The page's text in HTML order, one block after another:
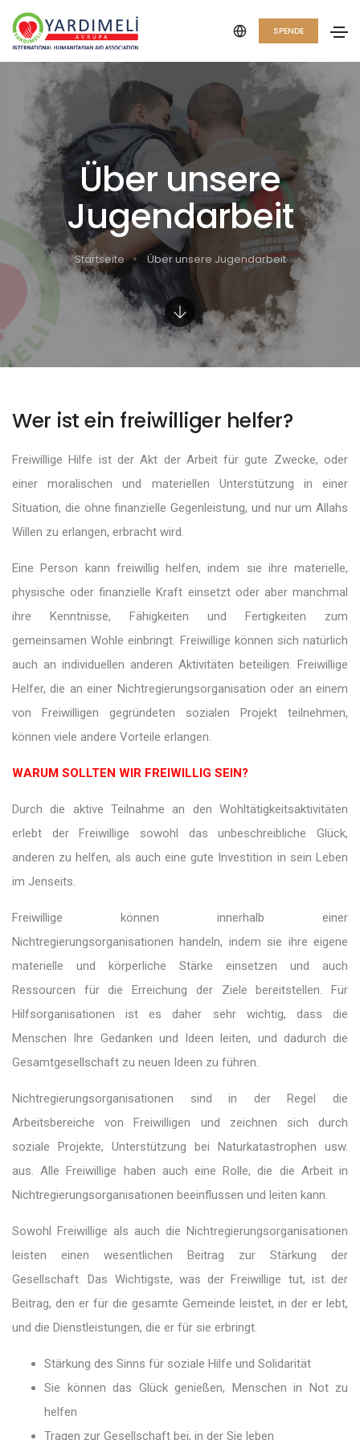
SPENDE
Über unsere
Jugendarbeit
Startseite Über unsere Jugendarbeit
Wer ist ein freiwilliger helfer?
Freiwillige Hilfe ist der Akt der Arbeit für gute Zwecke, oder
einer moralischen und materiellen Unterstützung in einer
Situation, die ohne finanzielle Gegenleistung, und nur um Allahs
Willen zu erlangen, erbracht wird.
Eine Person kann freiwillig helfen, indem sie ihre materielle,
physische oder finanzielle Kraft einsetzt oder aber manchmal
ihre Kenntnisse, Fähigkeiten und Fertigkeiten zum
gemeinsamen Wohle einbringt. Freiwillige können sich natürlich
auch an individuellen anderen Aktivitäten beteiligen. Freiwillige
Helfer, die an einer Nichtregierungsorganisation oder an einem
von Freiwilligen gegründeten sozialen Projekt teilnehmen,
können viele andere Vorteile erlangen.
WARUM SOLLTEN WIR FREIWILLIG SEIN?
Durch die aktive Teilnahme an den Wohltätigkeitsaktivitäten
erlebt der Freiwillige sowohl das unbeschreibliche Glück,
anderen zu helfen, als auch eine gute Investition in sein Leben
im Jenseits.
Freiwillige können innerhalb einer
Nichtregierungsorganisationen handeln, indem sie ihre eigene
materielle und körperliche Stärke einsetzen und auch
Ressourcen für die Erreichung der Ziele bereitstellen. Für
Hilfsorganisationen ist es daher sehr wichtig, dass die
Menschen Ihre Gedanken und Ideen leiten, und dadurch die
Gesamtgesellschaft zu neuen Ideen zu führen.
Nichtregierungsorganisationen sind in der Regel die
Arbeitsbereiche von Freiwilligen und zeichnen sich durch
soziale Projekte, Unterstützung bei Naturkatastrophen usw.
aus. Alle Freiwillige haben auch eine Rolle, die die Arbeit in
Nichtregierungsorganisationen beeinflussen und leiten kann.
Sowohl Freiwillige als auch die Nichtregierungsorganisationen
leisten einen wesentlichen Beitrag zur Stärkung der
Gesellschaft. Das Wichtigste, was der Freiwillige tut, ist der
Beitrag, den er für die gesamte Gemeinde leistet, in der er lebt,
und die Dienstleistungen, die er für sie erbringt.
Stärkung des Sinns für soziale Hilfe und Solidarität
Sie können das Glück genießen, Menschen in Not zu
helfen
Tragen zur Gesellschaft bei, in der Sie leben